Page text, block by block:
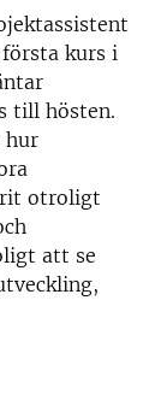
första kurs i
till hösten.
hur
otroligt
att se